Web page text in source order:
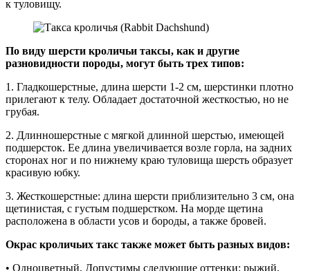
к туловищу.
По виду шерсти кроличьи таксы, как и другие
разновидности породы, могут быть трех типов:
1. Гладкошерстные, длина шерсти 1-2 см, шерстинки плотно
прилегают к телу. Обладает достаточной жесткостью, но не
грубая.
2. Длинношерстные с мягкой длинной шерстью, имеющей
подшерсток. Ее длина увеличивается возле горла, на задних
сторонах ног и по нижнему краю туловища шерсть образует
красивую юбку.
3. Жесткошерстные: длина шерсти приблизительно 3 см, она
щетинистая, с густым подшерстком. На морде щетина
расположена в области усов и бороды, а также бровей.
Окрас кроличьих такс также может быть разных видов:
• Одноцветный. Допустимы следующие оттенки: рыжий,